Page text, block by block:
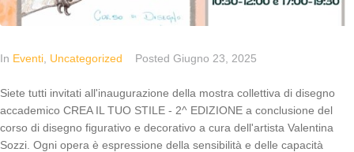
In Eventi Uncategorized Posted Giugno 23, 2025
Siete tutti invitati all'inaugurazione della mostra collettiva di disegno
accademico CREA IL TUO STILE - 2^ EDIZIONE a conclusione del
corso di disegno figurativo e decorativo a cura dell'artista Valentina
Sozzi. Ogni opera è espressione della sensibilità e delle capacità